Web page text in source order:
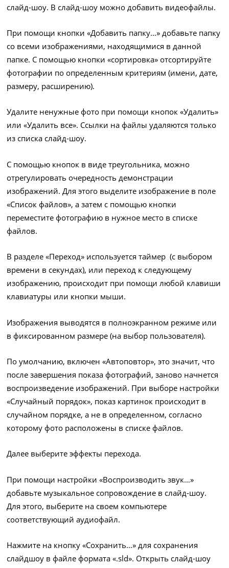
слайд-шоу. В слайд-шоу можно добавить видеофайлы.
При помощи кнопки «Добавить папку…» добавьте папку
со всеми изображениями, находящимися в данной
папке. С помощью кнопки «сортировка» отсортируйте
фотографии по определенным критериям (имени, дате,
размеру, расширению).
Удалите ненужные фото при помощи кнопок «Удалить»
или «Удалить все». Ссылки на файлы удаляются только
из списка слайд-шоу.
С помощью кнопок в виде треугольника, можно
отрегулировать очередность демонстрации
изображений. Для этого выделите изображение в поле
«Список файлов», а затем с помощью кнопки
переместите фотографию в нужное место в списке
файлов.
В разделе «Переход» используется таймер (с выбором
времени в секундах), или переход к следующему
изображению, происходит при помощи любой клавиши
клавиатуры или кнопки мыши.
Изображения выводятся в полноэкранном режиме или
в фиксированном размере (на выбор пользователя).
По умолчанию, включен «Автоповтор», это значит, что
после завершения показа фотографий, заново начнется
воспроизведение изображений. При выборе настройки
«Случайный порядок», показ картинок происходит в
случайном порядке, а не в определенном, согласно
которому фото расположены в списке файлов.
Далее выберите эффекты перехода.
При помощи настройки «Воспроизводить звук…»
добавьте музыкальное сопровождение в слайд-шоу.
Для этого, выберите на своем компьютере
соответствующий аудиофайл.
Нажмите на кнопку «Сохранить…» для сохранения
слайдшоу в файле формата «.sld». Открыть слайд-шоу